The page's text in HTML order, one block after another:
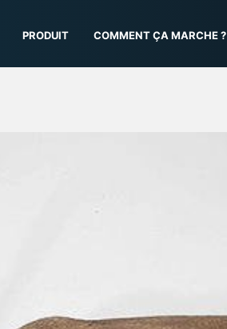
PRODUIT COMMENT ÇA MARCHE ?